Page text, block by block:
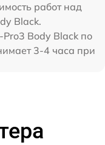
работ над
Black.
Body Black по
3-4 часа при